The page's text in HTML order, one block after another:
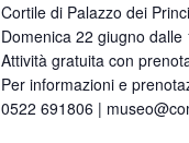
Cortile di Palazzo dei
Domenica 22 giugno dalle
Attività gratuita con
Per informazioni e
0522 691806 |